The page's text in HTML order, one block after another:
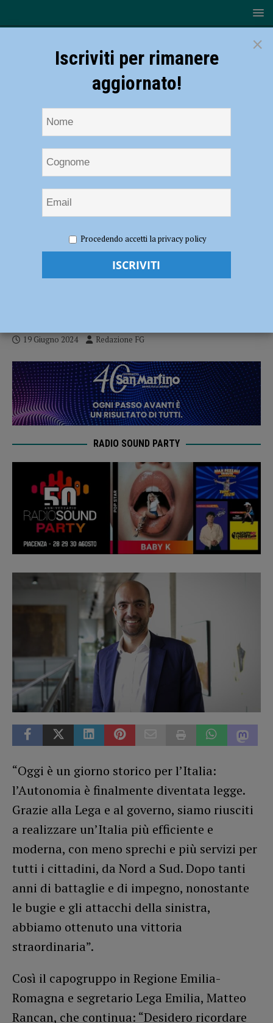
storico per l’Italia, con l’autonomia meno sprechi e più servizi”
Rancan (Lega): “Giorno storico per
19 Giugno 2024 Redazione FG
RADIO SOUND PARTY
“Oggi è un giorno storico per l’Italia:
l’Autonomia è finalmente diventata legge.
Grazie alla Lega e al governo, siamo riusciti
a realizzare un’Italia più efficiente e
moderna, con meno sprechi e più servizi per
tutti i cittadini, da Nord a Sud. Dopo tanti
anni di battaglie e di impegno, nonostante
le bugie e gli attacchi della sinistra,
abbiamo ottenuto una vittoria
straordinaria”.
Così il capogruppo in Regione Emilia-
Romagna e segretario Lega Emilia, Matteo
Rancan, che continua: “Desidero ricordare
×
Iscriviti per rimanere
aggiornato!
Procedendo accetti la privacy policy